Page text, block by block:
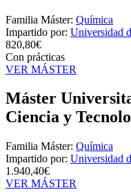
Familia Máster: Química
Impartido por: Universidad
820,80€
Con prácticas
VER MÁSTER
Máster
Ciencia y
Familia Máster: Química
Impartido por: Universidad
1.940,40€
VER MÁSTER